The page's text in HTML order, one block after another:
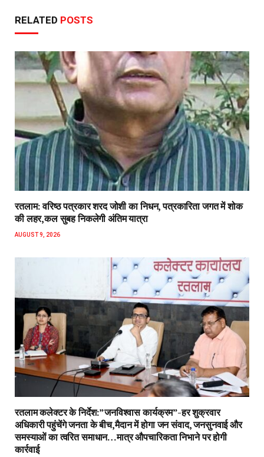
RELATED POSTS
रतलाम: वरिष्ठ पत्रकार शरद जोशी का निधन, पत्रकारिता जगत में शोक
की लहर,कल सुबह निकलेगी अंतिम यात्रा
AUGUST 9, 2026
रतलाम कलेक्टर के निर्देश:”जनविश्वास कार्यक्रम”-हर शुक्रवार
अधिकारी पहुंचेंगे जनता के बीच,मैदान में होगा जन संवाद, जनसुनवाई और
समस्याओं का त्वरित समाधान…मात्र औपचारिकता निभाने पर होगी
कार्रवाई